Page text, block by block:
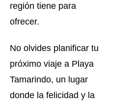
región tiene para
ofrecer.
No olvides planificar tu
próximo viaje a Playa
Tamarindo, un lugar
donde la felicidad y la